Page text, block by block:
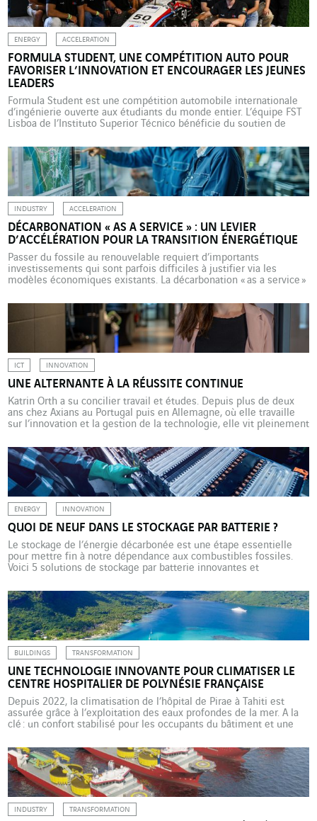
ENERGY ACCELERATION
FORMULA STUDENT, UNE COMPÉTITION AUTO POUR
FAVORISER L’INNOVATION ET ENCOURAGER LES JEUNES
LEADERS
Formula Student est une compétition automobile internationale
d’ingénierie ouverte aux étudiants du monde entier. L’équipe FST
Lisboa de l’Instituto Superior Técnico bénéficie du soutien de
Omexom et Sotécnica. Le 19 août 2024, vingt étudiants de
l’Instituto Superior Técnico (IST) de Lisbonne, la plus grande école
d’architecture, d’ingénierie, […]
INDUSTRY ACCELERATION
DÉCARBONATION « AS A SERVICE » : UN LEVIER
D’ACCÉLÉRATION POUR LA TRANSITION ÉNERGÉTIQUE
Passer du fossile au renouvelable requiert d’importants
investissements qui sont parfois difficiles à justifier via les
modèles économiques existants. La décarbonation « as a service »
entreprises industrielles font face à des défis majeurs dans le
contexte actuel de transition écologique. Sortir des énergies
fossiles fortement émettrices […]
ICT INNOVATION
UNE ALTERNANTE À LA RÉUSSITE CONTINUE
Katrin Orth a su concilier travail et études. Depuis plus de deux
ans chez Axians au Portugal puis en Allemagne, où elle travaille
sur l’innovation et la gestion de la technologie, elle vit pleinement
reporter et de réaliser des documentaires « pour comprendre et
faire comprendre ». En […]
ENERGY INNOVATION
QUOI DE NEUF DANS LE STOCKAGE PAR BATTERIE ?
Le stockage de l’énergie décarbonée est une étape essentielle
pour mettre fin à notre dépendance aux combustibles fossiles.
Voici 5 solutions de stockage par batterie innovantes et
émission nette. Des batteries sans métaux rares pour les voitures
du futur Aux Etats-Unis, les chimistes du MIT […]
BUILDINGS TRANSFORMATION
UNE TECHNOLOGIE INNOVANTE POUR CLIMATISER LE
CENTRE HOSPITALIER DE POLYNÉSIE FRANÇAISE
Depuis 2022, la climatisation de l’hôpital de Pirae à Tahiti est
assurée grâce à l’exploitation des eaux profondes de la mer. A la
clé : un confort stabilisé pour les occupants du bâtiment et une
économie de 40 %. Une économie de près de 9 GWh par an, soit
l’équivalent […]
INDUSTRY TRANSFORMATION